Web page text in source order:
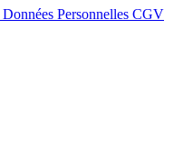
Données Personnelles CGV